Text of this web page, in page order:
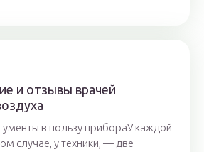
и отзывы врачей
в пользу прибораУ каждой
случае, у техники, — две